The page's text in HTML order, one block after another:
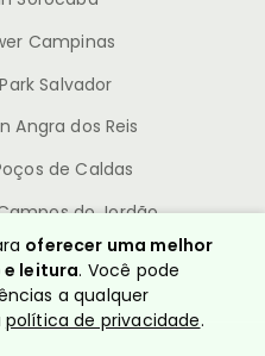
Campinas
Salvador
Angra dos Reis
de Caldas
do Jordão
oferecer uma melhor
e leitura. Você pode
a qualquer
política de privacidade.